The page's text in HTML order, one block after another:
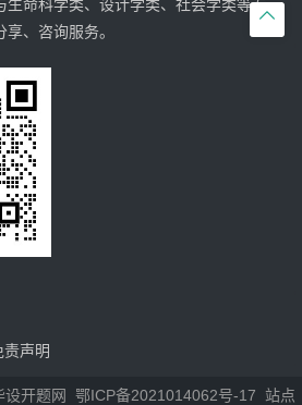

生命科学类、设计学类、社会学类等专
、咨询服务。
责声明
设开题网 鄂ICP备2021014062号-17 站点